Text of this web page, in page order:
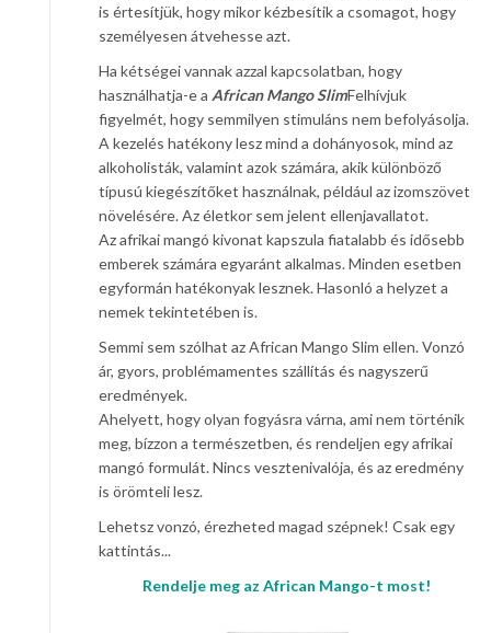
is értesítjük, hogy mikor kézbesítik a csomagot, hogy
személyesen átvehesse azt.
Ha kétségei vannak azzal kapcsolatban, hogy
használhatja-e a African Mango SlimFelhívjuk
figyelmét, hogy semmilyen stimuláns nem befolyásolja.
A kezelés hatékony lesz mind a dohányosok, mind az
alkoholisták, valamint azok számára, akik különböző
típusú kiegészítőket használnak, például az izomszövet
növelésére. Az életkor sem jelent ellenjavallatot.
Az afrikai mangó kivonat kapszula fiatalabb és idősebb
emberek számára egyaránt alkalmas. Minden esetben
egyformán hatékonyak lesznek. Hasonló a helyzet a
nemek tekintetében is.
Semmi sem szólhat az African Mango Slim ellen. Vonzó
ár, gyors, problémamentes szállítás és nagyszerű
eredmények.
Ahelyett, hogy olyan fogyásra várna, ami nem történik
meg, bízzon a természetben, és rendeljen egy afrikai
mangó formulát. Nincs vesztenivalója, és az eredmény
is örömteli lesz.
Lehetsz vonzó, érezheted magad szépnek! Csak egy
kattintás...
Rendelje meg az African Mango-t most!